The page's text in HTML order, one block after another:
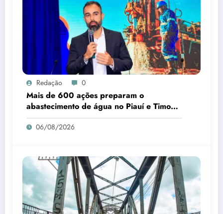
Redação 0
Mais de 600 ações preparam o
abastecimento de água no Piauí e Timon
para o B-R-O-BRÓ
06/08/2026